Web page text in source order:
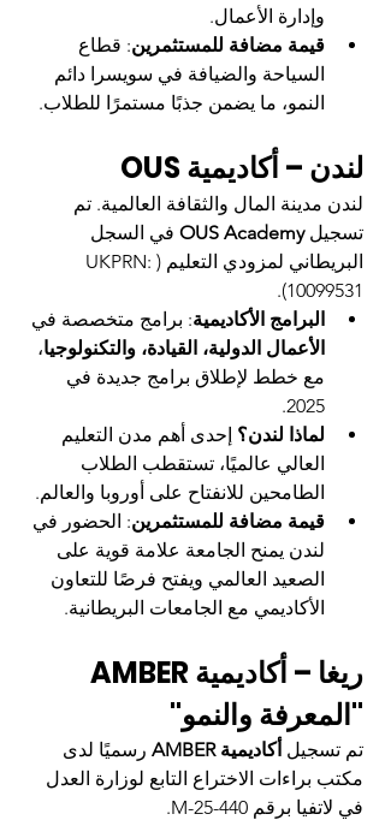
وإدارة الأعمال.
قيمة مضافة للمستثمرين: قطاع
السياحة والضيافة في سويسرا دائم
النمو، ما يضمن جذبًا مستمرًا للطلاب.
لندن – أكاديمية OUS
لندن مدينة المال والثقافة العالمية. تم
تسجيل OUS Academy في السجل
البريطاني لمزودي التعليم (UKPRN:
10099531).
البرامج الأكاديمية: برامج متخصصة في
الأعمال الدولية، القيادة، والتكنولوجيا،
مع خطط لإطلاق برامج جديدة في
2025.
لماذا لندن؟ إحدى أهم مدن التعليم
العالي عالميًا، تستقطب الطلاب
الطامحين للانفتاح على أوروبا والعالم.
قيمة مضافة للمستثمرين: الحضور في
لندن يمنح الجامعة علامة قوية على
الصعيد العالمي ويفتح فرصًا للتعاون
الأكاديمي مع الجامعات البريطانية.
"المعرفة والنمو"
تم تسجيل أكاديمية AMBER
رسميًا لدى
مكتب براءات الاختراع التابع لوزارة العدل
في لاتفيا برقم M-25-440.